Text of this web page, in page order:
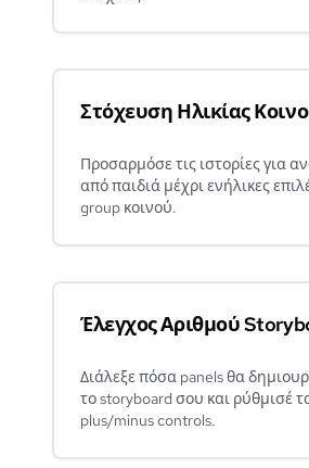
Στόχευση Ηλικίας
Προσαρμόσε τις ιστορίες για
από παιδιά μέχρι ενήλικες
group κοινού.
Έλεγχος Αριθμού
Διάλεξε πόσα panels θα
το storyboard σου και ρύθμισέ
plus/minus controls.